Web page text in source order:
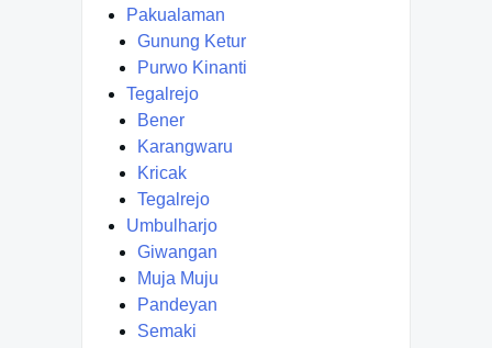
Pakualaman
Gunung Ketur
Purwo Kinanti
Tegalrejo
Bener
Karangwaru
Kricak
Tegalrejo
Umbulharjo
Giwangan
Muja Muju
Pandeyan
Semaki